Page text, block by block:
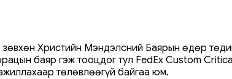
Христийн Мэндэлсний Баярын өдөр
баяр гэж тооцдог тул FedEx Custom
төлөвлөөгүй байгаа юм.